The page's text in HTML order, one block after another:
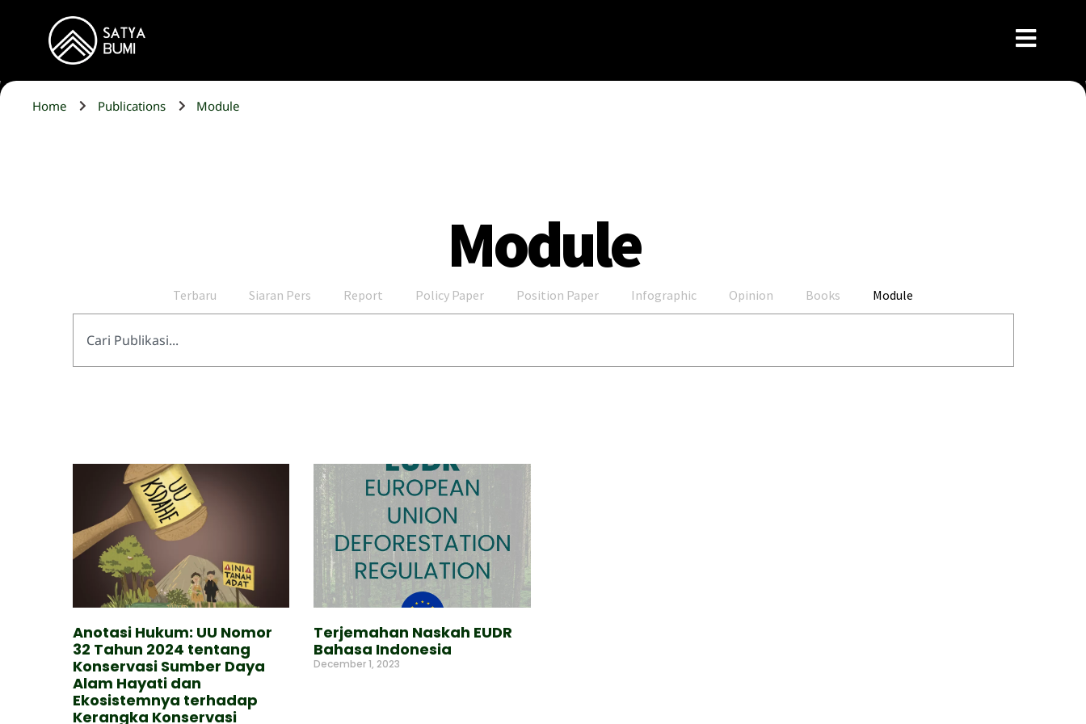
Home Publications Module
Module
Terbaru Siaran Pers Report Policy Paper Position Paper Infographic Opinion Books Module
Anotasi Hukum: UU Nomor
32 Tahun 2024 tentang
Konservasi Sumber Daya
Alam Hayati dan
Ekosistemnya terhadap
Kerangka Konservasi
Terjemahan Naskah EUDR
Bahasa Indonesia
December 1, 2023